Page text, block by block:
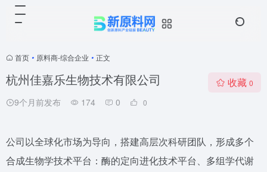
首页 • 原料商-综合企业 • 正文
杭州佳嘉乐生物技术有限公司
9个月前发布 174 0 0
收藏 0
公司以全球化市场为导向，搭建高层次科研团队，形成多个
合成生物学技术平台：酶的定向进化技术平台、多组学代谢